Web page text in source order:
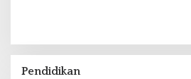
Pendidikan